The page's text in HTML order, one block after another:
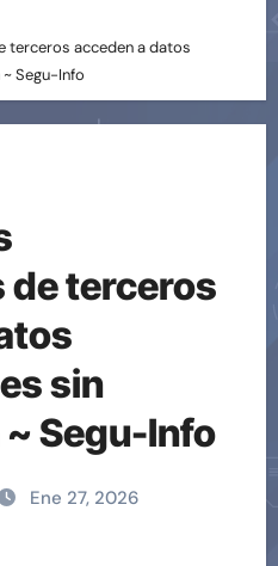
terceros acceden a datos
Segu-Info
de terceros
sin
Segu-Info
Ene 27, 2026